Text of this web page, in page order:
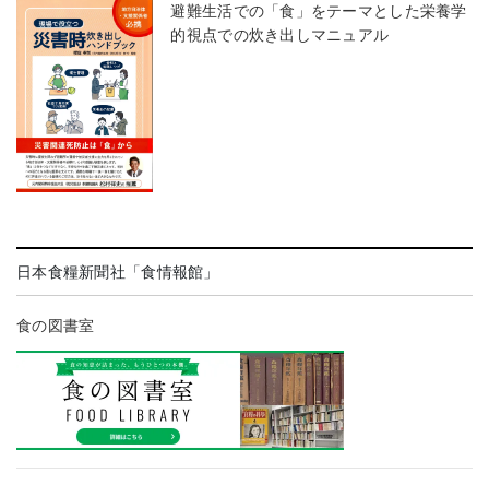
避難生活での「食」をテーマとした栄養学
的視点での炊き出しマニュアル
日本食糧新聞社「食情報館」
食の図書室